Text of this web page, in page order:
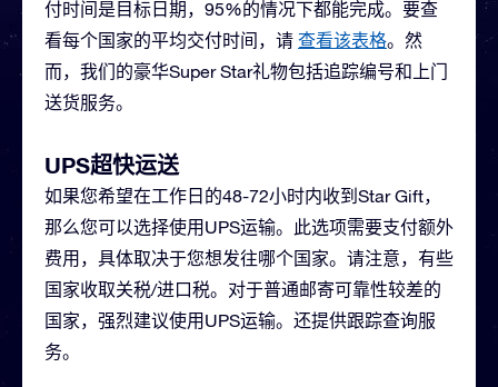
付时间是目标日期，95%的情况下都能完成。要查
看每个国家的平均交付时间，请 查看该表格。 然
而，我们的豪华Super Star礼物包括追踪编号和上门
送货服务。
UPS超快运送
如果您希望在工作日的48-72小时内收到Star Gift，
那么您可以选择使用UPS运输。此选项需要支付额外
费用，具体取决于您想发往哪个国家。请注意，有些
国家收取关税/进口税。对于普通邮寄可靠性较差的
国家，强烈建议使用UPS运输。还提供跟踪查询服
务。